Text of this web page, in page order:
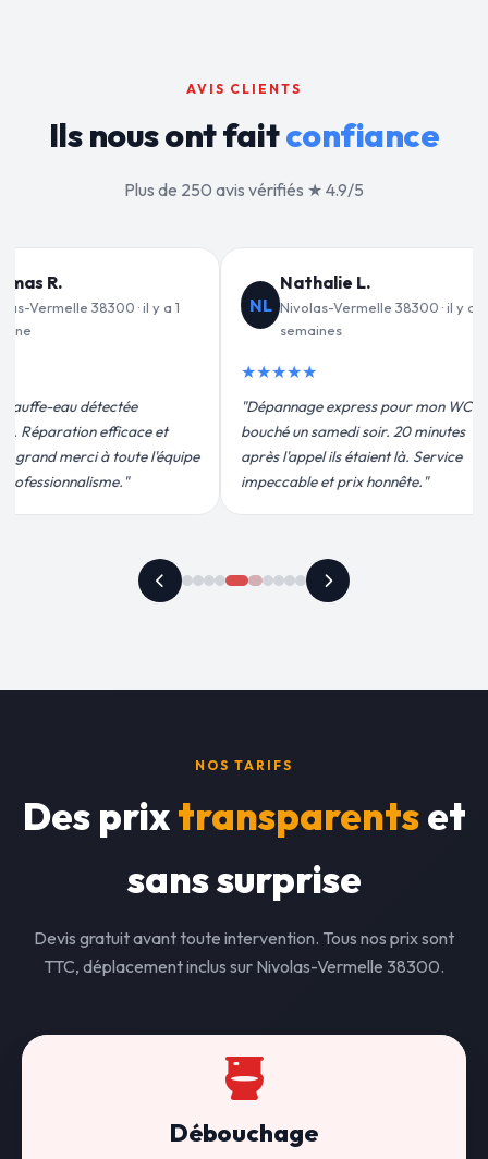
AVIS CLIENTS
Ils nous ont faitconfiance
Plus de 250 avis vérifiés ★ 4.9/5
· il y a 2
mon WC
minutes
Service
JF
Jean-François C.
Nivolas-Vermelle 38300 · il y a 3
"Remplacement de mon chauffe-eau en
moins de 2h. Équipe très pro, devis
conforme, chantier propre. Je
recommande vivement."
VD
"Un
pour
NOS TARIFS
Des prixtransparentset
sans surprise
Devis gratuit avant toute intervention. Tous nos prix sont
TTC, déplacement inclus sur Nivolas-Vermelle 38300.
Débouchage